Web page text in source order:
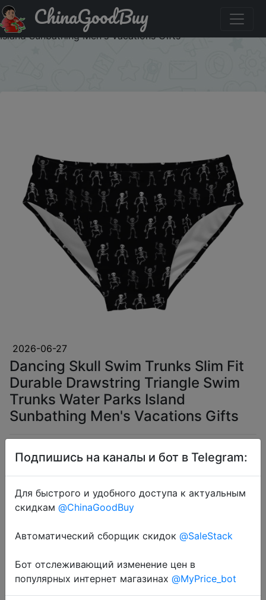
Купить по акции: Dancing Skull Swim Trunks Slim Fit
Durable Drawstring Triangle Swim Trunks Water Parks
Island Sunbathing Men's Vacations Gifts
ChinaGoodBuy
2026-06-27
Dancing Skull Swim Trunks Slim Fit
Durable Drawstring Triangle Swim
Trunks Water Parks Island
Sunbathing Men's Vacations Gifts
$3.94
Coins
Перейти в магазин
Подпишись на каналы и бот в Telegram:
Для быстрого и удобного доступа к актуальным
скидкам @ChinaGoodBuy
Автоматический сборщик скидок @SaleStack
Бот отслеживающий изменение цен в
популярных интернет магазинах @MyPrice_bot